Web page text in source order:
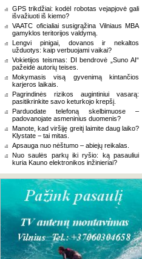
GPS trikdžiai: kodėl robotas vejapjovė gali
išvažiuoti iš kiemo?
VAATC oficialiai susigrąžina Vilniaus MBA
gamyklos teritorijos valdymą.
Lengvi pinigai, dovanos ir nekaltos
užduotys: kaip verbuojami vaikai?
Vokietijos teismas: DI bendrovė „Suno AI“
pažeidė autorių teises.
Mokymasis visą gyvenimą kintančios
karjeros laikais.
Pagrindinės rizikos augintiniui vasarą:
pasitikrinkite savo keturkojo krepšį.
Parduodate telefoną skelbimuose –
padovanojate asmeninius duomenis?
Manote, kad viršiję greitį laimite daug laiko?
Klystate − tai mitas.
Apsauga nuo nėštumo – abiejų reikalas.
Nuo saulės parkų iki ryšio: ką pasauliui
kuria Kauno elektronikos inžinieriai?